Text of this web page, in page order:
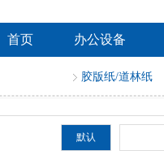
首页 办公设备
胶版纸/道林纸
默认